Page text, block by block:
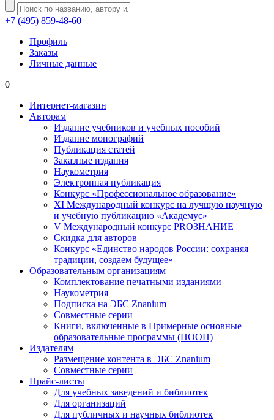
+7 (495) 859-48-60
Профиль
Заказы
Личные данные
0
Интернет-магазин
Авторам
Издание учебников и учебных пособий
Издание монографий
Публикация статей
Заказные издания
Наукометрия
Электронная публикация
Конкурс «Профессиональное образование»
XI Международный конкурс на лучшую научную
и учебную публикацию «Академус»
V Международный конкурс PROЗНАНИЕ
Скидка для авторов
Конкурс «Единство народов России: сохраняя
традиции, создаем будущее»
Образовательным организациям
Комплектование печатными изданиями
Наукометрия
Подписка на ЭБС Znanium
Совместные серии
Книги, включенные в Примерные основные
образовательные программы (ПООП)
Издателям
Размещение контента в ЭБС Znanium
Совместные серии
Прайс-листы
Для учебных заведений и библиотек
Для организаций
Для публичных и научных библиотек